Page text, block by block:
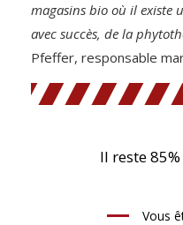
magasins bio où il existe
avec succès, de la
Pfeffer, responsable
Il reste
Vous